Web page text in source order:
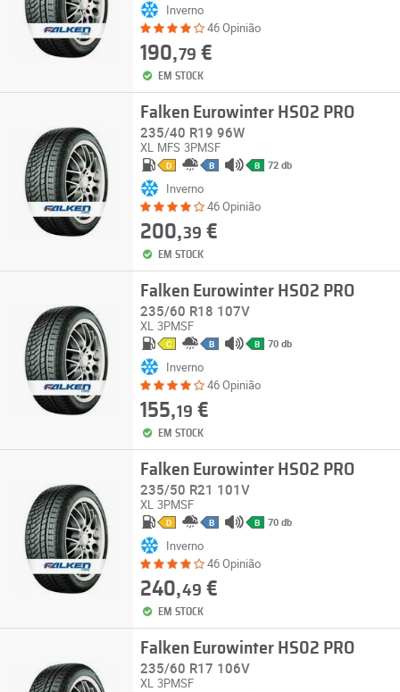
Inverno
46 Opinião
190,79 €
EM STOCK
Falken Eurowinter HS02 PRO
235/40 R19 96W
XL MFS 3PMSF
D B B 72 db
Inverno
46 Opinião
200,39 €
EM STOCK
Falken Eurowinter HS02 PRO
235/60 R18 107V
XL 3PMSF
C B B 70 db
Inverno
46 Opinião
155,19 €
EM STOCK
Falken Eurowinter HS02 PRO
235/50 R21 101V
XL 3PMSF
D B B 70 db
Inverno
46 Opinião
240,49 €
EM STOCK
Falken Eurowinter HS02 PRO
235/60 R17 106V
XL 3PMSF